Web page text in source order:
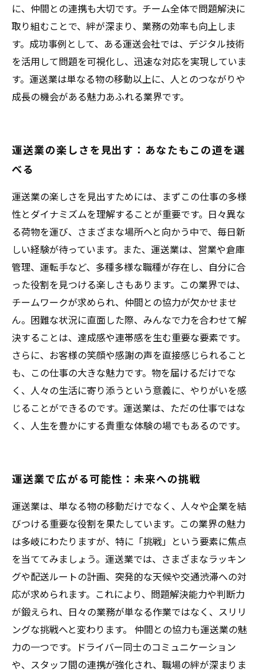
に、仲間との連携も大切です。チーム全体で問題解決に
取り組むことで、絆が深まり、業務の効率も向上しま
す。成功事例として、ある運送会社では、デジタル技術
を活用して問題を可視化し、迅速な対応を実現していま
す。運送業は単なる物の移動以上に、人とのつながりや
成長の機会がある魅力あふれる業界です。
運送業の楽しさを見出す：あなたもこの道を選
べる
運送業の楽しさを見出すためには、まずこの仕事の多様
性とダイナミズムを理解することが重要です。日々異な
る荷物を運び、さまざまな場所へと向かう中で、毎日新
しい経験が待っています。また、運送業は、営業や倉庫
管理、運転手など、多種多様な職種が存在し、自分に合
った役割を見つける楽しさもあります。この業界では、
チームワークが求められ、仲間との協力が欠かせませ
ん。困難な状況に直面した際、みんなで力を合わせて解
決することは、達成感や連帯感を生む重要な要素です。
さらに、お客様の笑顔や感謝の声を直接感じられること
も、この仕事の大きな魅力です。物を届けるだけでな
く、人々の生活に寄り添うという意義に、やりがいを感
じることができるのです。運送業は、ただの仕事ではな
く、人生を豊かにする貴重な体験の場でもあるのです。
運送業で広がる可能性：未来への挑戦
運送業は、単なる物の移動だけでなく、人々や企業を結
びつける重要な役割を果たしています。この業界の魅力
は多岐にわたりますが、特に「挑戦」という要素に焦点
を当ててみましょう。運送業では、さまざまなラッキン
グや配送ルートの計画、突発的な天候や交通渋滞への対
応が求められます。これにより、問題解決能力や判断力
が鍛えられ、日々の業務が単なる作業ではなく、スリリ
ングな挑戦へと変わります。 仲間との協力も運送業の魅
力の一つです。ドライバー同士のコミュニケーション
や、スタッフ間の連携が強化され、職場の絆が深まりま